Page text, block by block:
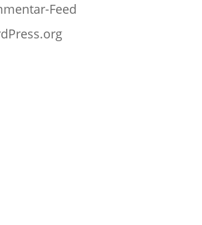
Feed